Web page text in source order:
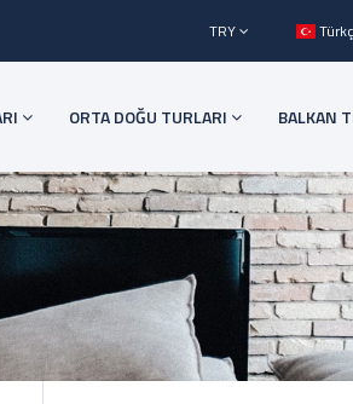
TRY
ORTA DOĞU TURLARI BALKAN